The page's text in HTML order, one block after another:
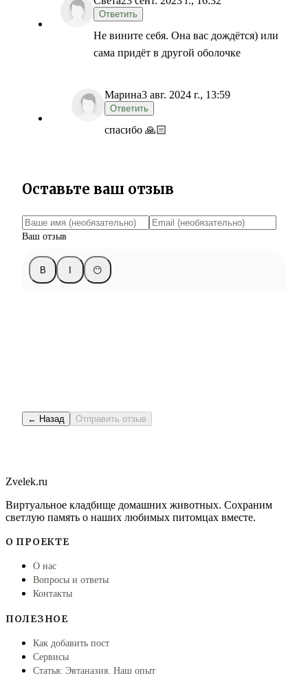
Ответить
Не вините себя. Она вас дождётся) или
сама придёт в другой оболочке
Марина3 авг. 2024 г., 13:59
Ответить
спасибо 🙏🏻
Оставьте ваш отзыв
Ваш отзыв
B I 😶
← Назад Отправить отзыв
Zvelek.ru
Виртуальное кладбище домашних животных. Сохраним
светлую память о наших любимых питомцах вместе.
О ПРОЕКТЕ
О нас
Вопросы и ответы
Контакты
ПОЛЕЗНОЕ
Как добавить пост
Сервисы
Статья: Эвтаназия. Наш опыт